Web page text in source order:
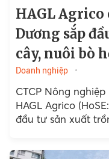
HAGL Agrico
Dương sắp
cây, nuôi bò
Doanh nghiệp
CTCP Nông
HAGL Agrico
đầu tư sản xuất